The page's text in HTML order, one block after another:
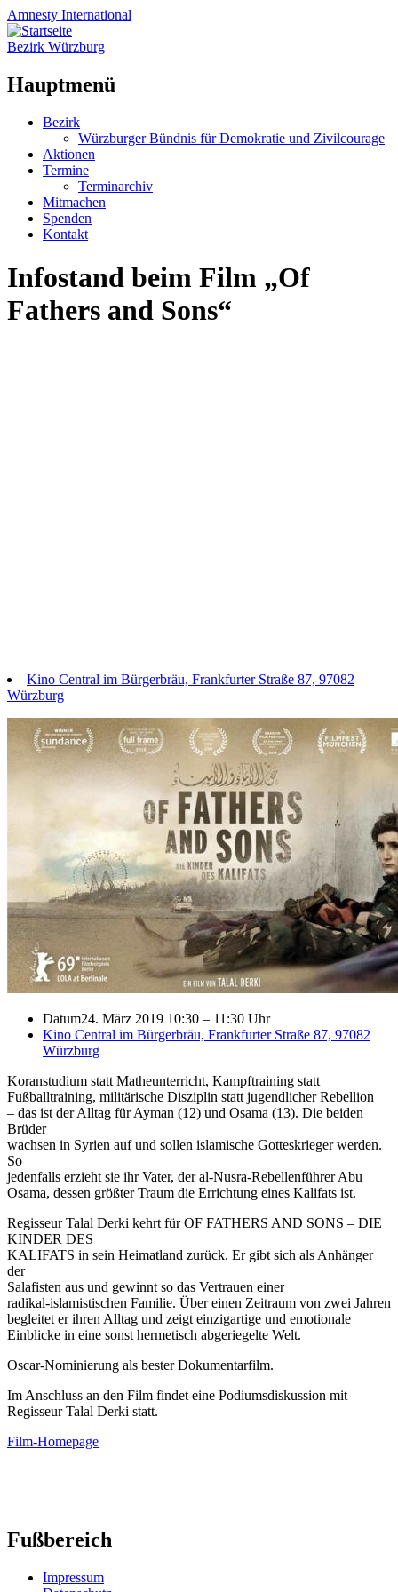
Amnesty International
Bezirk Würzburg
Hauptmenü
Zum
springen
Bezirk
Würzburger Bündnis für Demokratie und Zivilcourage
Aktionen
Termine
Terminarchiv
Mitmachen
Spenden
Kontakt
Infostand beim Film „Of
Fathers and Sons“
Kino Central im Bürgerbräu, Frankfurter Straße 87, 97082
Würzburg
Datum24. März 2019 10:30 – 11:30 Uhr
Kino Central im Bürgerbräu, Frankfurter Straße 87, 97082
Würzburg
Koranstudium statt Matheunterricht, Kampftraining statt
Fußballtraining, militärische Disziplin statt jugendlicher Rebellion
– das ist der Alltag für Ayman (12) und Osama (13). Die beiden
Brüder
wachsen in Syrien auf und sollen islamische Gotteskrieger werden.
So
jedenfalls erzieht sie ihr Vater, der al-Nusra-Rebellenführer Abu
Osama, dessen größter Traum die Errichtung eines Kalifats ist.
Regisseur Talal Derki kehrt für OF FATHERS AND SONS – DIE
KINDER DES
KALIFATS in sein Heimatland zurück. Er gibt sich als Anhänger
der
Salafisten aus und gewinnt so das Vertrauen einer
radikal-islamistischen Familie. Über einen Zeitraum von zwei Jahren
begleitet er ihren Alltag und zeigt einzigartige und emotionale
Einblicke in eine sonst hermetisch abgeriegelte Welt.
Oscar-Nominierung als bester Dokumentarfilm.
Im Anschluss an den Film findet eine Podiumsdiskussion mit
Regisseur Talal Derki statt.
Film-Homepage
Fußbereich
Impressum